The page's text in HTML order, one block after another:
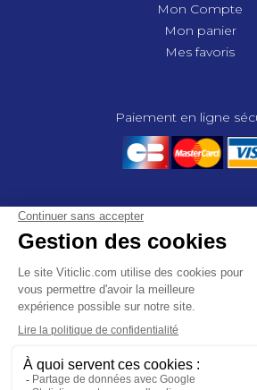
Mon Compte
Mon panier
Mes favoris
Paiement en ligne
© 2025 - GROUPE COMPAS, TOUS
MENTIONS LÉGALES
CGV
COMPAS, à travers ses métiers de négociant
horticulteurs, dans le domaine des espaces
particuliers. Le service développement de
partenariat étroit avec le monde agricole et